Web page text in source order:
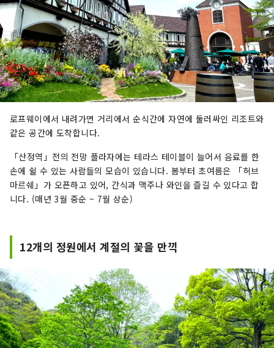
로프웨이에서 내려가면 거리에서 순식간에 자연에 둘러싸인 리조트와
같은 공간에 도착합니다.
「산정역」전의 전망 플라자에는 테라스 테이블이 늘어서 음료를 한
손에 쉴 수 있는 사람들의 모습이 있습니다. 봄부터 초여름은 「허브
마르쉐」가 오픈하고 있어, 간식과 맥주나 와인을 즐길 수 있다고 합
니다. (매년 3월 중순 ~ 7월 상순)
12개의 정원에서 계절의 꽃을 만끽